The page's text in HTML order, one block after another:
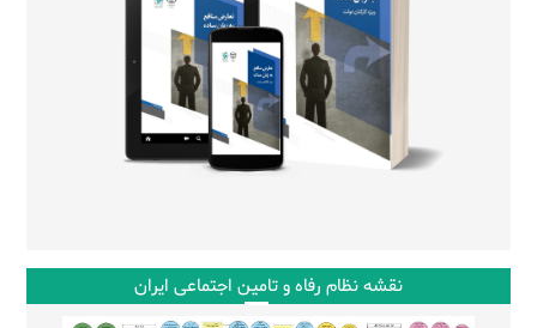
نقشه نظام رفاه و تامین اجتماعی ایران